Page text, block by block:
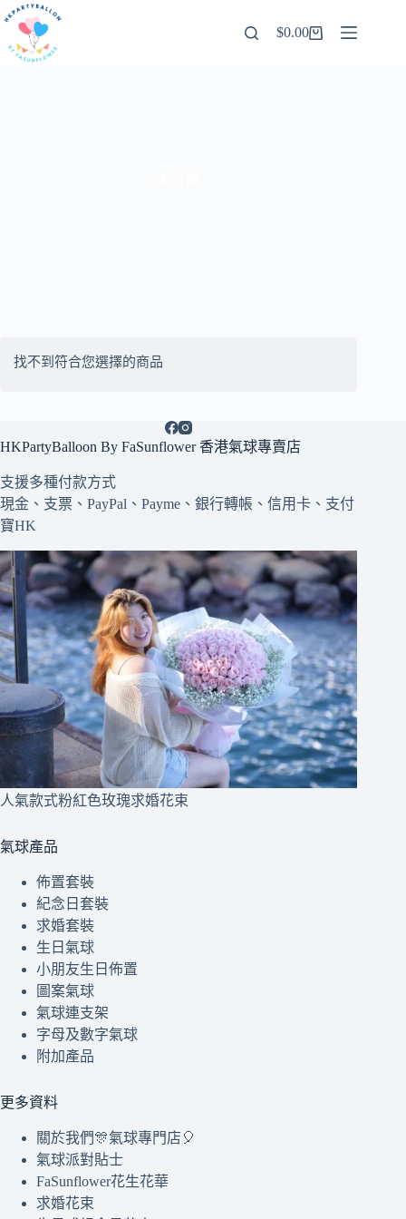
跳
內
$0.00
找不到符合您選擇的商品
HKPartyBalloon By FaSunflower 香港氣球專賣店
支援多種付款方式
現金、支票、PayPal、Payme、銀行轉帳、信用卡、支付
寶HK
人氣款式粉紅色玫瑰求婚花束
氣球產品
佈置套裝
紀念日套裝
求婚套裝
生日氣球
小朋友生日佈置
圖案氣球
氣球連支架
字母及數字氣球
附加產品
更多資料
關於我們🎊氣球專門店🎈
氣球派對貼士
FaSunflower花生花華
求婚花束